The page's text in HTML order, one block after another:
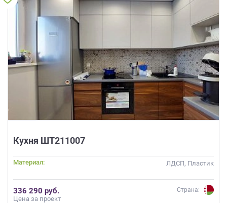
Кухня ШТ211007
Материал: ЛДСП, Пластик
336 290 руб.
Цена за проект
Страна: